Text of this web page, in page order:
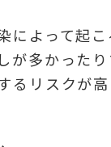
によって起
が多かった
るリスクが高